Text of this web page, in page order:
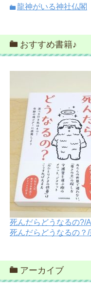
龍神がいる神社仏閣
おすすめ書籍♪
死んだらどうなるの?/
死んだらどうなるの？/
アーカイブ